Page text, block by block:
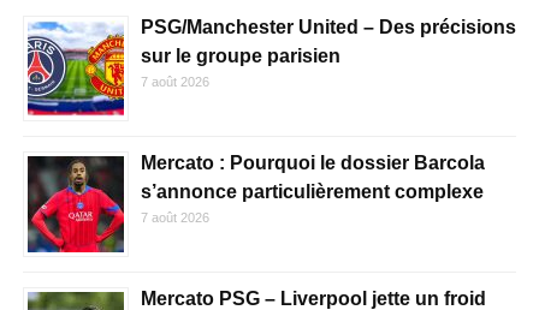
PSG/Manchester United – Des précisions
sur le groupe parisien
7 août 2026
Mercato : Pourquoi le dossier Barcola
s’annonce particulièrement complexe
7 août 2026
Mercato PSG – Liverpool jette un froid